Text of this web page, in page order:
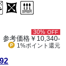
30% OFF
参考価格￥10,340-
1%ポイント 還元